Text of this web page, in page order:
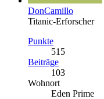
DonCamillo
Titanic-Erforscher
Punkte
515
Beiträge
103
Wohnort
Eden Prime